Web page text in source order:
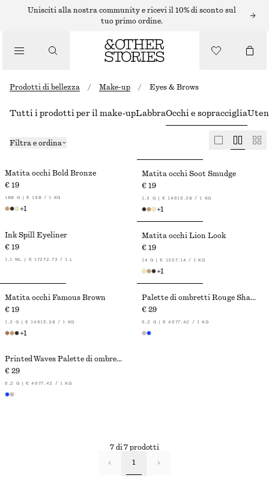
Unisciti alla nostra community e ricevi il 10% di sconto sul
tuo primo ordine.
Prodotti di bellezza / Make-up / Eyes & Brows
Tutti i prodotti per il make-upLabbraOcchi e sopracciglia
Filtra e ordina
Matita occhi Bold Bronze
€ 19
100 G | € 190 / 1 KG
+1
Matita occhi Soot Smudge
€ 19
1.3 G | € 14615.38 / 1 KG
+1
Ink Spill Eyeliner
€ 19
1.1 ML | € 17272.73 / 1 L
Matita occhi Lion Look
€ 19
14 G | € 1357.14 / 1 KG
+1
Matita occhi Famous Brown
€ 19
1.3 G | € 14615.38 / 1 KG
+1
Palette di ombretti Rouge Shadows
€ 29
6.2 G | € 4677.42 / 1 KG
Printed Waves Palette di ombretti
€ 29
6.2 G | € 4677.42 / 1 KG
7 di 7 prodotti
1